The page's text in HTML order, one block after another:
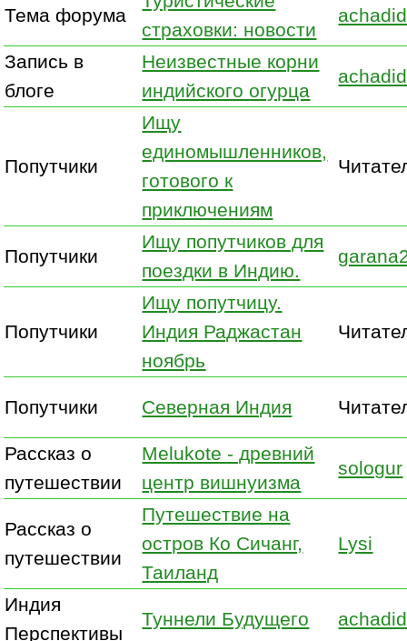
Тема форума
страховки: новости
Запись в
блоге
Неизвестные корни
индийского огурца
Попутчики
Ищу
единомышленников,
готового к
приключениям
Попутчики
Ищу попутчиков для
поездки в Индию.
Попутчики
Ищу попутчицу.
Индия Раджастан
ноябрь
Попутчики Северная Индия
Рассказ о
путешествии
Melukote - древний
центр вишнуизма
sologur
Рассказ о
путешествии
Путешествие на
остров Ко Сичанг,
Таиланд
Lysi
Индия
Перспективы
Туннели Будущего